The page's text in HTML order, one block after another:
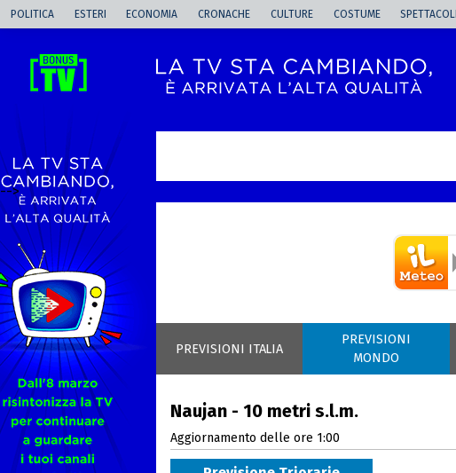
POLITICA ESTERI ECONOMIA CRONACHE CULTURE COSTUME SPETTACOLI
-->
PREVISIONI ITALIA
PREVISIONI
MONDO
Naujan - 10 metri s.l.m.
Aggiornamento delle ore 1:00